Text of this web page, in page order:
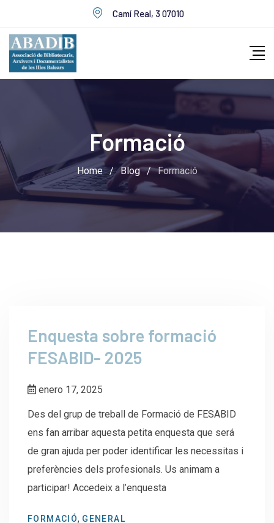
to
content
Camí Real, 3 07010
Formació
Home / Blog / Formació
Enquesta sobre formació
FESABID- 2025
enero 17, 2025
Des del grup de treball de Formació de FESABID
ens fan arribar aquesta petita enquesta que será
de gran ajuda per poder identificar les necessitas i
preferències dels profesionals. Us animam a
participar! Accedeix a l’enquesta
FORMACIÓ, GENERAL